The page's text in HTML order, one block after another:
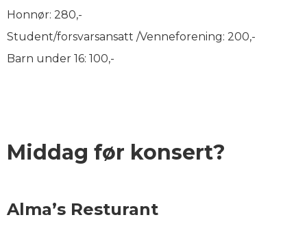
Honnør: 280,-
Student/forsvarsansatt /Venneforening: 200,-
Barn under 16: 100,-
Middag før konsert?
Alma’s Resturant